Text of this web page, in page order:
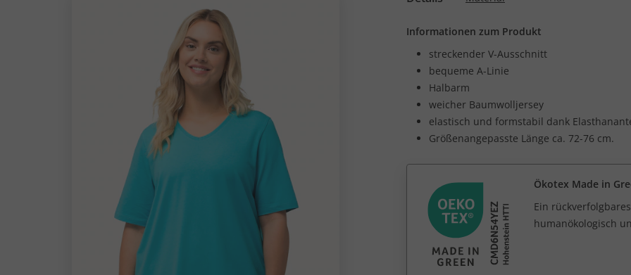
Informationen zum Produkt
streckender V-Ausschnitt
bequeme A-Linie
Halbarm
weicher Baumwolljersey
elastisch und formstabil dank
Größenangepasste Länge ca. 72-76 cm.
Ökotex Made in
Ein
humanökologisch